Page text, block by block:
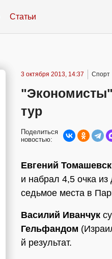
Статьи
3 октября 2013, 14:37 Спорт
тур
Поделиться
новостью:
Евгений
и набрал 4,5 очка
седьмое места в
Василий Иванчук
Гельфандом
й результат.